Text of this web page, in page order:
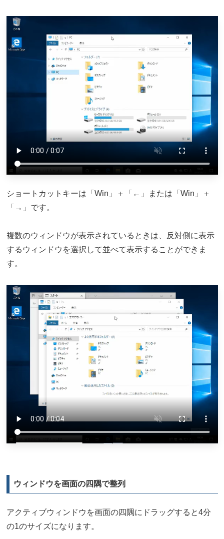
ショートカットキーは「Win」＋「←」または「Win」＋
「→」です。
複数のウィンドウが表示されているときは、反対側に表示
するウィンドウを選択して並べて表示することができま
す。
ウィンドウを画面の四隅で整列
アクティブウィンドウを画面の四隅にドラッグすると4分
の1のサイズになります。